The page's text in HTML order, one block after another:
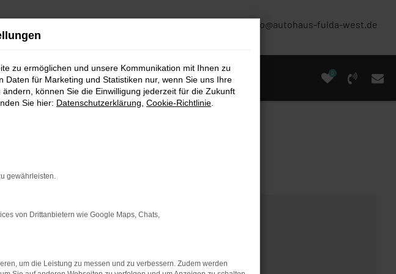
info@autohaus-fulda-west.de
0
zu ermöglichen und unsere Kommunikation mit Ihnen zu
für Marketing und Statistiken nur, wenn Sie uns Ihre
können Sie die Einwilligung jederzeit für die Zukunft
Sie hier: Datenschutzerklärung Cookie-Richtlinie
gewährleisten.
von Drittanbietern wie Google Maps, Chats,
um die Leistung zu messen und zu verbessern. Zudem werden